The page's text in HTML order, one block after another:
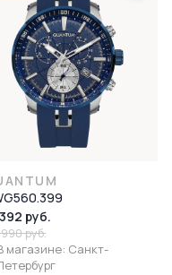
руб.
руб.
магазине: Санкт-